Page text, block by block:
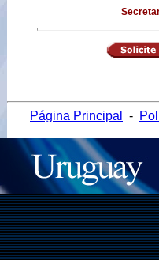
Página Principal -